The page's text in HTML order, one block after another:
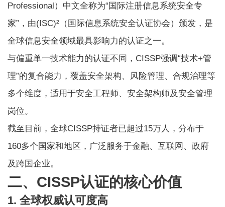
Professional）中文全称为“国际注册信息系统安全专
家”，由(ISC)²（国际信息系统安全认证协会）颁发，是
全球信息安全领域最具影响力的认证之一。
与偏重单一技术能力的认证不同，CISSP强调“技术+管
理”的复合能力，覆盖安全架构、风险管理、合规治理等
多个维度，适用于安全工程师、安全架构师及安全管理
岗位。
截至目前，全球CISSP持证者已超过15万人，分布于
160多个国家和地区，广泛服务于金融、互联网、政府
及跨国企业。
二、CISSP认证的核心价值
1. 全球权威认可度高